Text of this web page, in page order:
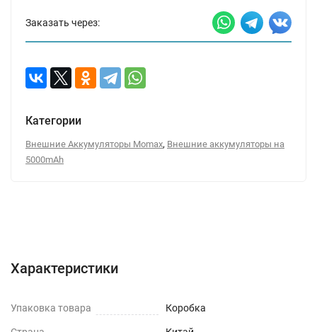
Заказать через:
Категории
Внешние Аккумуляторы Momax, Внешние аккумуляторы на
5000mAh
Характеристики
Упаковка товара Коробка